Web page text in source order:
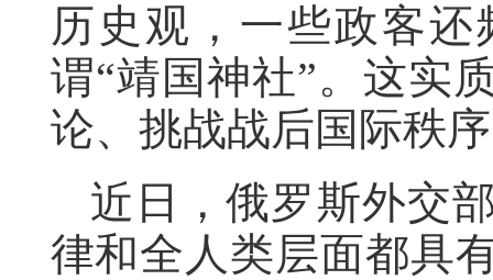
历史观，一些政客
谓“靖国神社”。这实
论、挑战战后国际秩
近日，俄罗斯外交
律和全人类层面都具